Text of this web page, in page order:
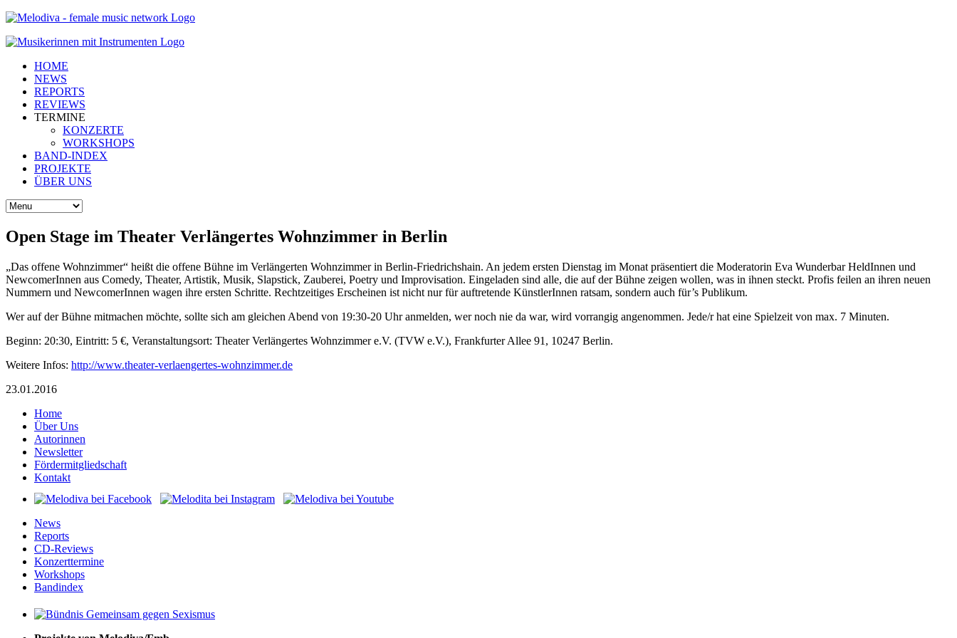
HOME
NEWS
REPORTS
REVIEWS
TERMINE
KONZERTE
WORKSHOPS
BAND-INDEX
PROJEKTE
ÜBER UNS
Open Stage im Theater Verlängertes Wohnzimmer in Berlin
„Das offene Wohnzimmer“ heißt die offene Bühne im Verlängerten Wohnzimmer in Berlin-Friedrichshain. An jedem ersten Dienstag im Monat präsentiert die Moderatorin Eva Wunderbar HeldInnen und
NewcomerInnen aus Comedy, Theater, Artistik, Musik, Slapstick, Zauberei, Poetry und Improvisation. Eingeladen sind alle, die auf der Bühne zeigen wollen, was in ihnen steckt. Profis feilen an ihren neuen
Nummern und NewcomerInnen wagen ihre ersten Schritte. Rechtzeitiges Erscheinen ist nicht nur für auftretende KünstlerInnen ratsam, sondern auch für’s Publikum.
Wer auf der Bühne mitmachen möchte, sollte sich am gleichen Abend von 19:30-20 Uhr anmelden, wer noch nie da war, wird vorrangig angenommen. Jede/r hat eine Spielzeit von max. 7 Minuten.
Beginn: 20:30, Eintritt: 5 €, Veranstaltungsort: Theater Verlängertes Wohnzimmer e.V. (TVW e.V.), Frankfurter Allee 91, 10247 Berlin.
Weitere Infos: http://www.theater-verlaengertes-wohnzimmer.de
23.01.2016
Home
Über Uns
Autorinnen
Newsletter
Fördermitgliedschaft
Kontakt
News
Reports
CD-Reviews
Konzerttermine
Workshops
Bandindex